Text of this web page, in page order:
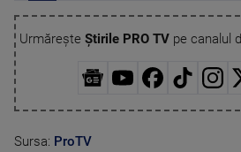
Urmărește Știrile PRO TVpe canalul
Sursa: ProTV